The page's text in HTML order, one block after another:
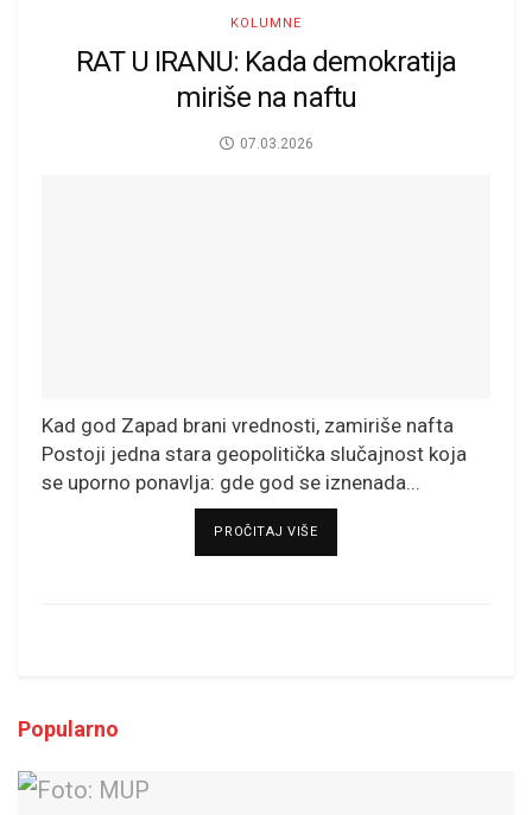
KOLUMNE
RAT U IRANU: Kada demokratija
miriše na naftu
07.03.2026
Kad god Zapad brani vrednosti, zamiriše nafta
Postoji jedna stara geopolitička slučajnost koja
se uporno ponavlja: gde god se iznenada...
PROČITAJ VIŠEDETAILS
Popularno